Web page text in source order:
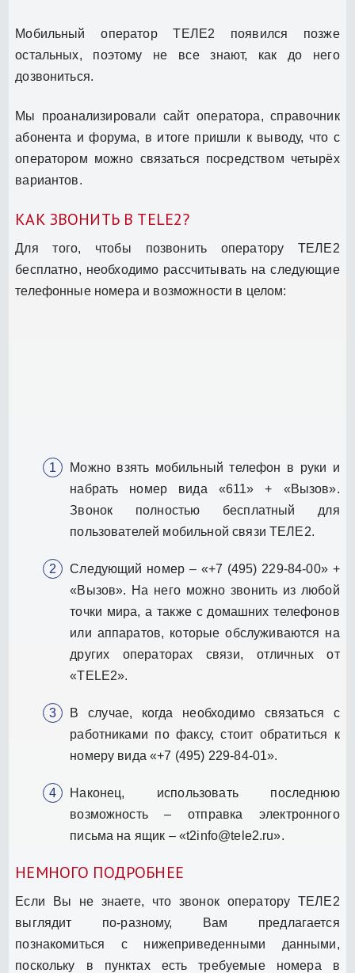
Мобильный оператор ТЕЛЕ2 появился позже
остальных, поэтому не все знают, как до него
дозвониться.
Мы проанализировали сайт оператора, справочник
абонента и форума, в итоге пришли к выводу, что с
оператором можно связаться посредством четырёх
вариантов.
КАК ЗВОНИТЬ В TELE2?
Для того, чтобы позвонить оператору ТЕЛЕ2
бесплатно, необходимо рассчитывать на следующие
телефонные номера и возможности в целом:
Можно взять мобильный телефон в руки и
набрать номер вида «611» + «Вызов».
Звонок полностью бесплатный для
пользователей мобильной связи ТЕЛЕ2.
Следующий номер – «+7 (495) 229-84-00» +
«Вызов». На него можно звонить из любой
точки мира, а также с домашних телефонов
или аппаратов, которые обслуживаются на
других операторах связи, отличных от
«TELE2».
В случае, когда необходимо связаться с
работниками по факсу, стоит обратиться к
номеру вида «+7 (495) 229-84-01».
Наконец, использовать последнюю
возможность – отправка электронного
письма на ящик – «t2info@tele2.ru».
НЕМНОГО ПОДРОБНЕЕ
Если Вы не знаете, что звонок оператору ТЕЛЕ2
выглядит по-разному, Вам предлагается
познакомиться с нижеприведенными данными,
поскольку в пунктах есть требуемые номера в